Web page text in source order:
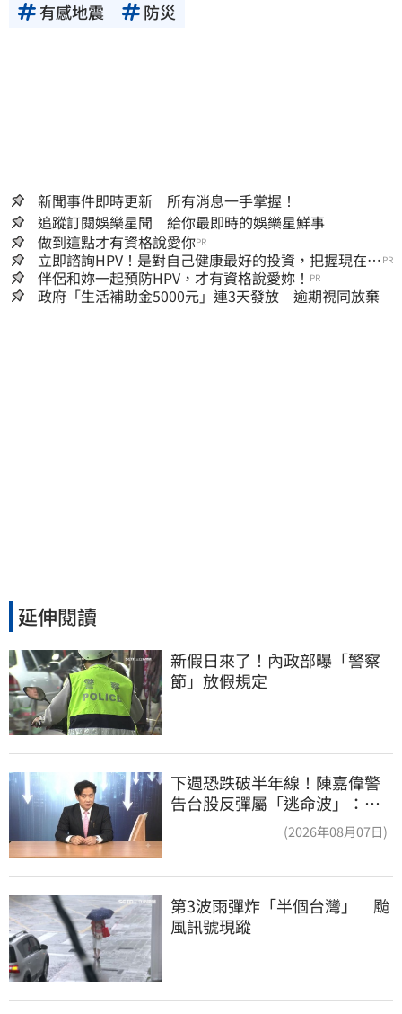
性。三立新聞網所提供的資訊內容，若其著作
有感地震 防災
新聞事件即時更新 所有消息一手掌握！
追蹤訂閱娛樂星聞 給你最即時的娛樂星鮮事
做到這點才有資格說愛你PR
立即諮詢HPV！是對自己健康最好的投資，把握現在不
嫌晚！
PR
伴侶和妳一起預防HPV，才有資格說愛妳！ PR
政府「生活補助金5000元」連3天發放 逾期視同放棄
延伸閱讀
新假日來了！內政部曝「警察
節」放假規定
下週恐跌破半年線！陳嘉偉警
告台股反彈屬「逃命波」：空
(2026年08月07日)
第3波雨彈炸「半個台灣」　颱
風訊號現蹤